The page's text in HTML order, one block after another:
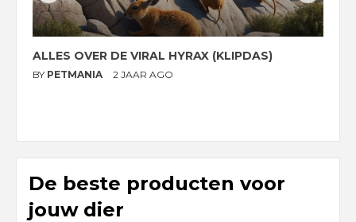
ALLES OVER DE VIRAL HYRAX (KLIPDAS)
BY PETMANIA 2 JAAR AGO
De beste producten voor
jouw dier